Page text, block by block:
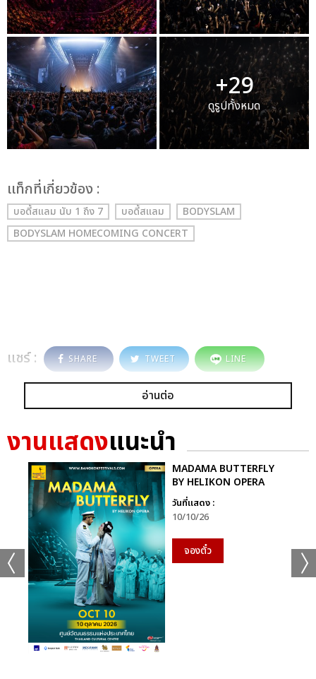
+29
ดูรูปทั้งหมด
เเท็กที่เกี่ยวข้อง :
บอดี้สแลม นับ 1 ถึง 7 บอดี้สแลม
BODYSLAM
BODYSLAM HOMECOMING CONCERT
แชร์ : SHARE TWEET LINE
อ่านต่อ
งานแสดงแนะนำ
MADAMA BUTTERFLY
BY HELIKON OPERA
วันที่แสดง :
10/10/26
จองตั๋ว